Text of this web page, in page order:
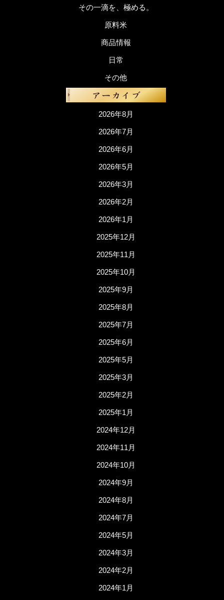
その一滴を、極める。
原料米
商品情報
日常
その他
2026年8月
2026年7月
2026年6月
2026年5月
2026年3月
2026年2月
2026年1月
2025年12月
2025年11月
2025年10月
2025年9月
2025年8月
2025年7月
2025年6月
2025年5月
2025年3月
2025年2月
2025年1月
2024年12月
2024年11月
2024年10月
2024年9月
2024年8月
2024年7月
2024年5月
2024年3月
2024年2月
2024年1月